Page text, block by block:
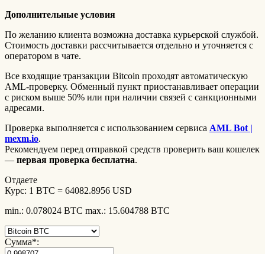
Дополнительные условия
По желанию клиента возможна доставка курьерской службой.
Стоимость доставки рассчитывается отдельно и уточняется с
оператором в чате.
Все входящие транзакции Bitcoin проходят автоматическую
AML-проверку. Обменный пункт приостанавливает операции
с риском выше 50% или при наличии связей с санкционными
адресами.
Проверка выполняется с использованием сервиса AML Bot |
mexm.io.
Рекомендуем перед отправкой средств проверить ваш кошелек
— первая проверка бесплатна.
Отдаете
Курс: 1 BTC = 64082.8956 USD
min.: 0.078024 BTC max.: 15.604788 BTC
Сумма*: